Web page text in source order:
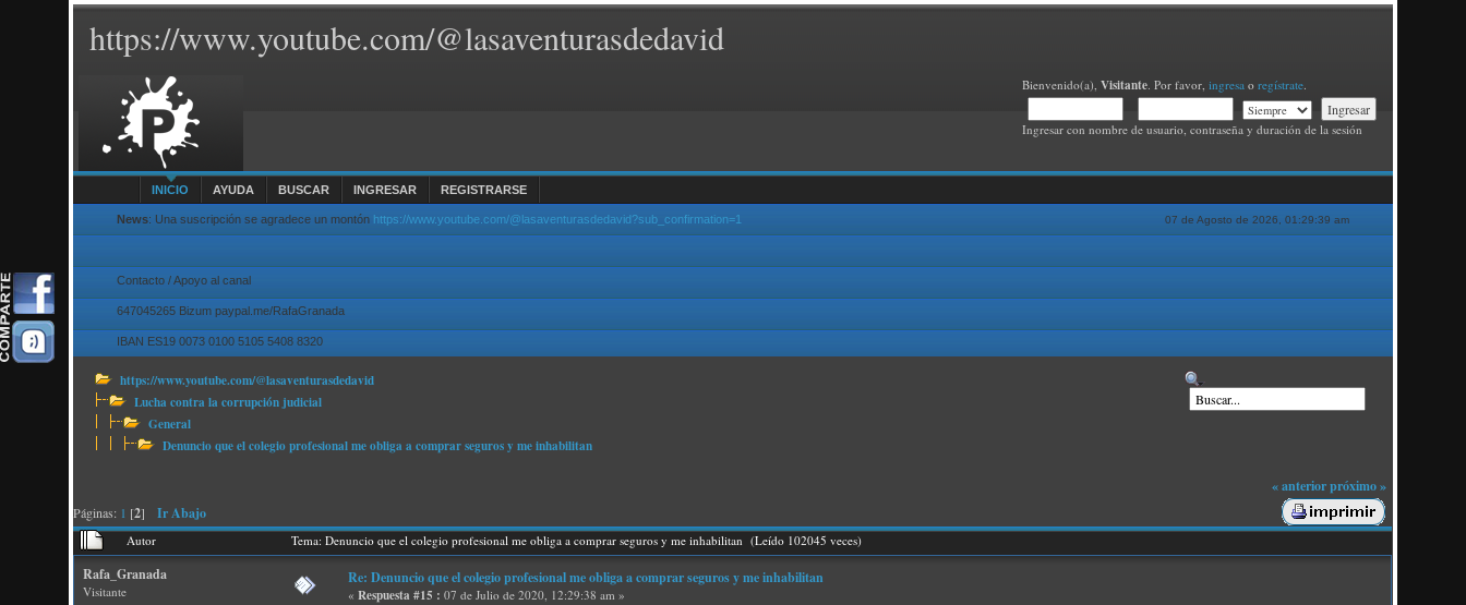
https://www.youtube.com/@lasaventurasdedavid
Bienvenido(a), Visitante. Por favor, ingresao regístrate.
Ingresar con nombre de usuario, contraseña y duración de la sesión
INICIO AYUDA BUSCAR INGRESAR REGISTRARSE
07 de Agosto de 2026, 01:29:39 am
News: Una suscripción se agradece un montón https://www.youtube.com/@lasaventurasdedavid?sub_confirmation=1
Contacto / Apoyo al canal
647045265 Bizum paypal.me/RafaGranada
IBAN ES19 0073 0100 5105 5408 8320
https://www.youtube.com/@lasaventurasdedavid
Lucha contra la corrupción judicial
General
Denuncio que el colegio profesional me obliga a comprar seguros y me inhabilitan
Páginas: 1 [2]Ir Abajo
« anteriorpróximo »
Autor Tema: Denuncio que el colegio profesional me obliga a comprar seguros y me inhabilitan (Leído 102045 veces)
Rafa_Granada
Visitante
Re: Denuncio que el colegio profesional me obliga a comprar seguros y me inhabilitan
«Respuesta #15 : 07 de Julio de 2020, 12:29:38 am »